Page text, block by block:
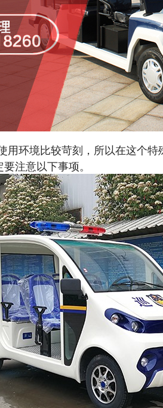
用环境比较苛刻，所以在这个
注意以下事项。